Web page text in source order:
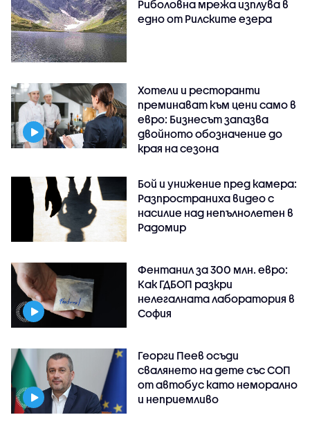
Риболовна мрежа изплува в
едно от Рилските езера
Хотели и ресторанти
преминават към цени само в
евро: Бизнесът запазва
двойното обозначение до
края на сезона
Бой и унижение пред камера:
Разпространиха видео с
насилие над непълнолетен в
Радомир
Фентанил за 300 млн. евро:
Как ГДБОП разкри
нелегалната лаборатория в
София
Георги Пеев осъди
свалянето на дете със СОП
от автобус като неморално
и неприемливо